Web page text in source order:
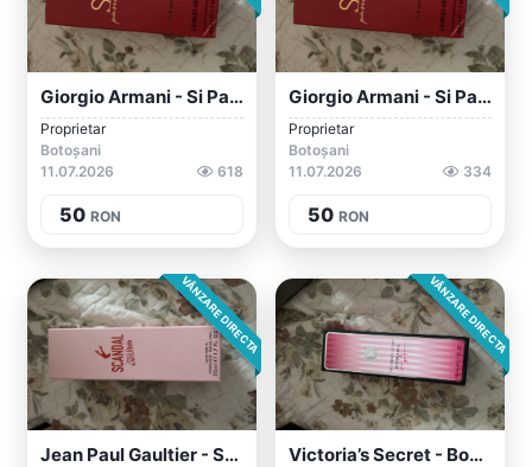
Giorgio Armani - Si Passione
Proprietar
Botoșani
11.07.2026
618
50 RON
Giorgio Armani - Si Passione
Proprietar
Botoșani
11.07.2026
334
50 RON
VÂNZARE DIRECTA
Jean Paul Gaultier - Scandal
VÂNZARE DIRECTA
Victoria’s Secret - Bombshell